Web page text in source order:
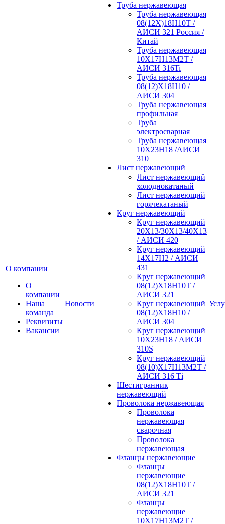
О компании
О
компании
Наша
команда
Реквизиты
Вакансии
Новости
Труба нержавеющая
Труба нержавеющая
08(12Х)18Н10Т /
АИСИ 321 Россия /
Китай
Труба нержавеющая
10Х17Н13М2Т /
АИСИ 316Ti
Труба нержавеющая
08(12)Х18Н10 /
АИСИ 304
Труба нержавеющая
профильная
Труба
электросварная
Труба нержавеющая
10Х23Н18 /АИСИ
310
Лист нержавеющий
Лист нержавеющий
холоднокатаный
Лист нержавеющий
горячекатаный
Круг нержавеющий
Круг нержавеющий
20Х13/30Х13/40Х13
/ АИСИ 420
Круг нержавеющий
14Х17Н2 / АИСИ
431
Круг нержавеющий
08(12)Х18Н10Т /
АИСИ 321
Круг нержавеющий
08(12)Х18Н10 /
АИСИ 304
Круг нержавеющий
10Х23Н18 / АИСИ
310S
Круг нержавеющий
08(10)Х17Н13М2Т /
АИСИ 316 Тi
Шестигранник
нержавеющий
Проволока нержавеющая
Проволока
нержавеющая
сварочная
Проволока
нержавеющая
Фланцы нержавеющие
Фланцы
нержавеющие
08(12)Х18Н10Т /
АИСИ 321
Фланцы
нержавеющие
10Х17Н13М2Т /